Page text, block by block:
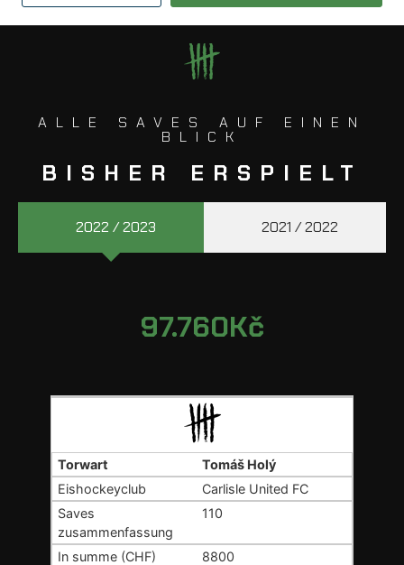
ALLE SAVES AUF EINEN
BLICK
BISHER ERSPIELT
2022 / 2023 2021 / 2022
97.760Kč
Tomáš Holý
Carlisle United FC
110
8800